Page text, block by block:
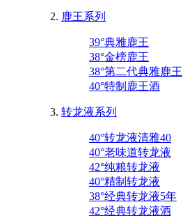
鹿王系列
39°典雅鹿王
38°金榜鹿王
38°第二代典雅鹿王
40°特制鹿王酒
转龙液系列
40°转龙液清雅40
40°老味道转龙液
42°纯粮转龙液
40°精制转龙液
38°经典转龙液5年
42°经典转龙液酒